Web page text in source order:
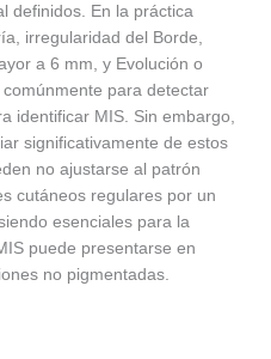
definidos. En la práctica
irregularidad del Borde,
a 6 mm, y Evolución o
para detectar
identificar MIS. Sin embargo,
significativamente de estos
no ajustarse al patrón
cutáneos regulares por un
esenciales para la
puede presentarse en
no pigmentadas.